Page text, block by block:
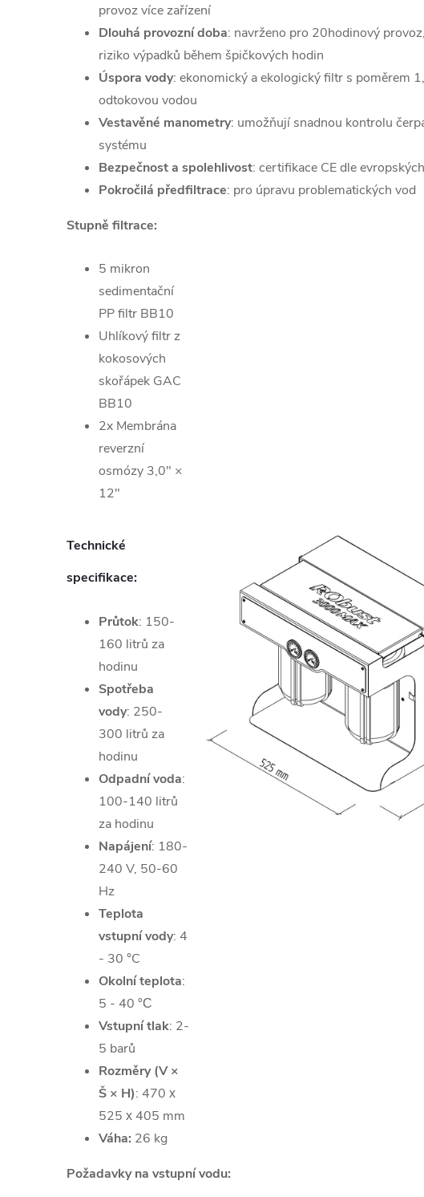
provoz více zařízení
Dlouhá provozní doba: navrženo pro 20hodinový
riziko výpadků během špičkových hodin
Úspora vody: ekonomický a ekologický filtr s poměrem
odtokovou vodou
Vestavěné manometry: umožňují snadnou kontrolu
systému
Bezpečnost a spolehlivost: certifikace CE dle
Pokročilá předfiltrace: pro úpravu problematických vod
Stupně filtrace:
5 mikron
sedimentační
PP filtr BB10
Uhlíkový filtr z
kokosových
skořápek GAC
BB10
2x Membrána
reverzní
osmózy 3,0″ ×
12″
Technické
specifikace:
Průtok: 150-
160 litrů za
hodinu
Spotřeba
vody: 250-
300 litrů za
hodinu
Odpadní voda:
100-140 litrů
za hodinu
Napájení: 180-
240 V, 50-60
Hz
Teplota
vstupní vody: 4
- 30 °C
Okolní teplota:
5 - 40 °С
Vstupní tlak: 2-
5 barů
Rozměry (V ×
Š × H): 470 х
525 х 405 mm
Váha: 26 kg
Požadavky na vstupní vodu: